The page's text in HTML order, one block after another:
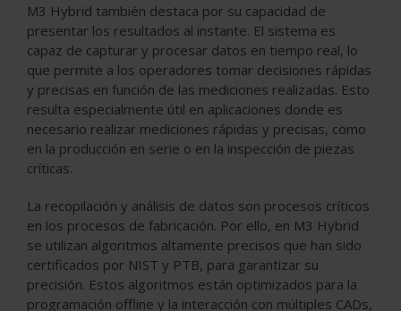
M3 Hybrid también destaca por su capacidad de
presentar los resultados al instante. El sistema es
capaz de capturar y procesar datos en tiempo real, lo
que permite a los operadores tomar decisiones rápidas
y precisas en función de las mediciones realizadas. Esto
resulta especialmente útil en aplicaciones donde es
necesario realizar mediciones rápidas y precisas, como
en la producción en serie o en la inspección de piezas
críticas.
La recopilación y análisis de datos son procesos críticos
en los procesos de fabricación. Por ello, en M3 Hybrid
se utilizan algoritmos altamente precisos que han sido
certificados por NIST y PTB, para garantizar su
precisión. Estos algoritmos están optimizados para la
programación offline y la interacción con múltiples CADs,